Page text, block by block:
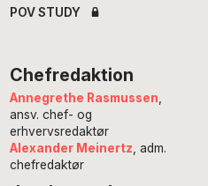
POV STUDY
Chefredaktion
Annegrethe Rasmussen,
ansv. chef- og
erhvervsredaktør
Alexander Meinertz, adm.
chefredaktør